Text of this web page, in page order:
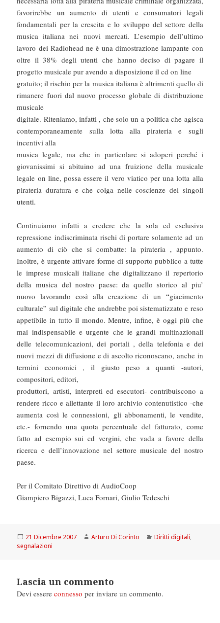
favorirebbe un aumento di utenti e consumatori legali
fondamentali per la crescita e lo sviluppo del settore della
musica italiana nei nuovi mercati. L’esempio dell’ultimo
lavoro dei Radiohead ne è una dimostrazione lampante con
oltre il 38% degli utenti che hanno deciso di pagare il
progetto musicale pur avendo a disposizione il cd on line
gratuito; il rischio per la musica italiana è altrimenti quello di
rimanere fuori dal nuovo processo globale di distribuzione
musicale
digitale. Riteniamo, infatti , che solo un a politica che agisca
contemporaneamente sulla lotta alla pirateria e sugli
incentivi alla
musica legale, ma che in particolare si adoperi perché i
giovanissimi si abituino ad una fruizione della musicale
legale on line, possa essere il vero viatico per una lotta alla
pirateria duratura e che colga nelle coscienze dei singoli
utenti.
Continuiamo infatti a credere che la sola ed esclusiva
repressione indiscriminata rischi di portare solamente ad un
aumento di ciò che si combatte: la pirateria , appunto.
Inoltre, è urgente attivare forme di supporto pubblico a tutte
le imprese musicali italiane che digitalizzano il repertorio
della musica del nostro paese: da quello storico al piu’
nuovo lavorando così alla creazione di un “giacimento
culturale” sul digitale che andrebbe poi sistematizzato e reso
appetibile in tutto il mondo. Mentre, infine, è oggi più che
mai indispensabile e urgente che le grandi multinazionali
delle telecomunicazioni, dei portali , della telefonia e dei
nuovi mezzi di diffusione e di ascolto riconoscano, anche in
termini economici , il giusto peso a quanti -autori,
compositori, editori,
produttori, artisti, interpreti ed esecutori- contribuiscono a
rendere ricco e allettante il loro archivio contenutistico -che
aumenta così le connessioni, gli abbonamenti, le vendite,
etc.- fornendo una quota percentuale del fatturato, come
fatto ad esempio sui cd vergini, che vada a favore della
ricerca e dell’innovazione nel settore musicale del nostro
paese.
Per il Comitato Direttivo di AudioCoop
Giampiero Bigazzi, Luca Fornari, Giulio Tedeschi
Scritto
il
21 Dicembre 2007 Autore
Arturo Di Corinto Categorie
Diritti digitali,
segnalazioni
Lascia un commento
Devi essereconnesso per inviare un commento.